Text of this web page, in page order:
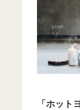
「ホット